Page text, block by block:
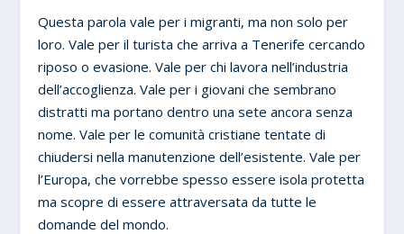
Questa parola vale per i migranti, ma non solo per
loro. Vale per il turista che arriva a Tenerife cercando
riposo o evasione. Vale per chi lavora nell’industria
dell’accoglienza. Vale per i giovani che sembrano
distratti ma portano dentro una sete ancora senza
nome. Vale per le comunità cristiane tentate di
chiudersi nella manutenzione dell’esistente. Vale per
l’Europa, che vorrebbe spesso essere isola protetta
ma scopre di essere attraversata da tutte le
domande del mondo.